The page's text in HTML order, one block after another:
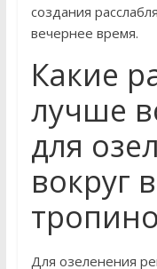
создания
вечернее время.
Какие
лучше
для
вокруг
Для озеленения